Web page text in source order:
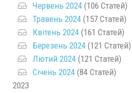
Червень 2024 (106 Статей)
Травень 2024 (157 Статей)
Квітень 2024 (161 Статей)
Березень 2024 (121 Статей)
Лютий 2024 (121 Статей)
Січень 2024 (84 Статей)
2023